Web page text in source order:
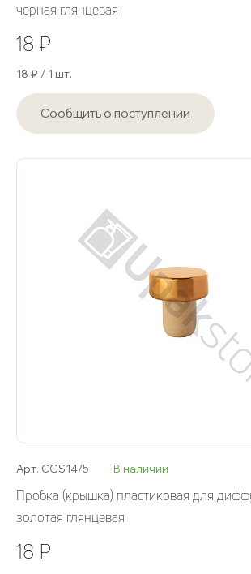
черная глянцевая
18 ₽
18 ₽ / 1 шт.
Сообщить о поступлении
Арт. CGS14/5 В наличии
Пробка (крышка) пластиковая для
золотая глянцевая
18 ₽